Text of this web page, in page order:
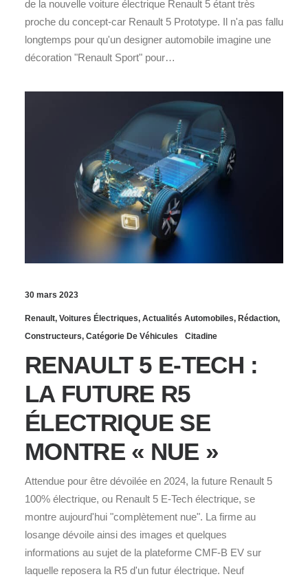
de la nouvelle voiture électrique Renault 5 étant très
proche du concept-car Renault 5 Prototype. Il n'a pas fallu
longtemps pour qu'un designer automobile imagine une
décoration "Renault Sport" pour…
30 mars 2023
Renault, Voitures Électriques, Actualités Automobiles, Rédaction,
Constructeurs, Catégorie De Véhicules Citadine
RENAULT 5 E-TECH :
LA FUTURE R5
ÉLECTRIQUE SE
MONTRE « NUE »
Attendue pour être dévoilée en 2024, la future Renault 5
100% électrique, ou Renault 5 E-Tech électrique, se
montre aujourd'hui "complètement nue". La firme au
losange dévoile ainsi des images et quelques
informations au sujet de la plateforme CMF-B EV sur
laquelle reposera la R5 d'un futur électrique. Neuf